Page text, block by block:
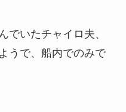
でいたチャイロ夫、
うで、船内でのみで